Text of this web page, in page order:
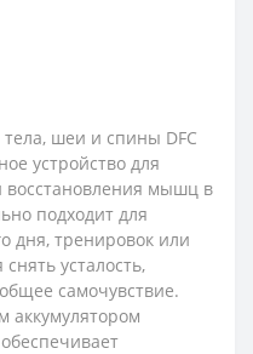
шеи и спины DFC
устройство для
восстановления мышц в
подходит для
дня, тренировок или
усталость,
самочувствие.
аккумулятором